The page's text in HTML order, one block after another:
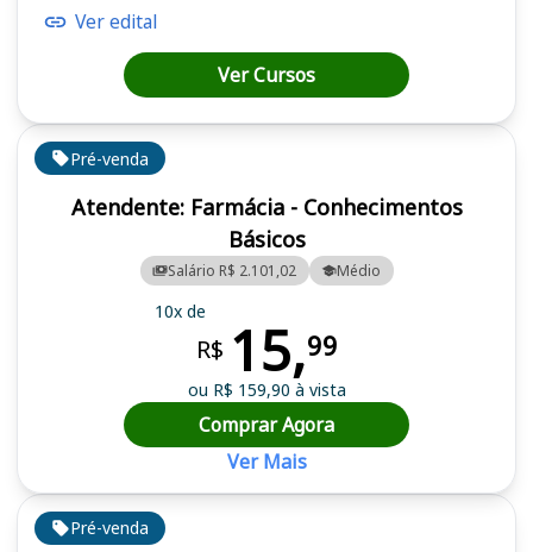
Pré-venda
Pré-venda
Atendente: Farmácia - Conhecimentos
Básicos
Salário R$ 2.101,02 Médio
10x de
R$ 15,99
ou R$ 159,90 à vista
Comprar Agora
Ver Mais
Ver edital
Ver Cursos